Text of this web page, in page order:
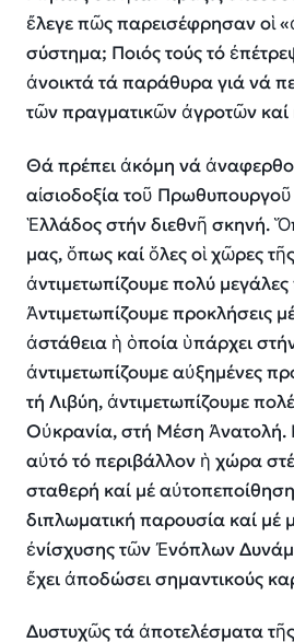
ἔλεγε πῶς παρεισέφρησαν οἱ
σύστημα; Ποιός τούς τό
ἀνοικτά τά παράθυρα γιά νά
τῶν πραγματικῶν ἀγροτῶν
Θά πρέπει ἀκόμη νά
αἰσιοδοξία τοῦ Πρωθυπουργοῦ
Ἑλλάδος στήν διεθνῆ σκηνή.
μας, ὅπως καί ὅλες οἱ χῶρες
ἀντιμετωπίζουμε πολύ
Ἀντιμετωπίζουμε προκλήσεις
ἀστάθεια ἡ ὁποία ὑπάρχει
ἀντιμετωπίζουμε αὐξημένες
τή Λιβύη, ἀντιμετωπίζουμε
Οὐκρανία, στή Μέση Ἀνατολή.
αὐτό τό περιβάλλον ἡ χώρα
σταθερή καί μέ
διπλωματική παρουσία καί μέ
ἐνίσχυσης τῶν Ἐνόπλων
ἔχει ἀποδώσει σημαντικούς
Δυστυχῶς τά ἀποτελέσματα